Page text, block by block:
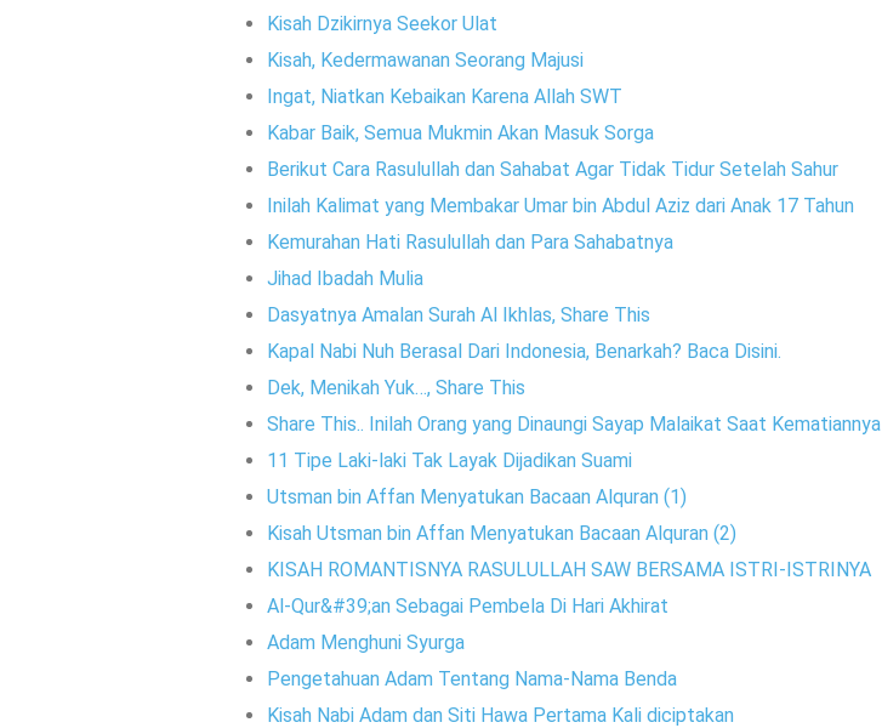
Kisah Dzikirnya Seekor Ulat
Kisah, Kedermawanan Seorang Majusi
Ingat, Niatkan Kebaikan Karena Allah SWT
Kabar Baik, Semua Mukmin Akan Masuk Sorga
Berikut Cara Rasulullah dan Sahabat Agar Tidak Tidur Setelah Sahur
Inilah Kalimat yang Membakar Umar bin Abdul Aziz dari Anak 17 Tahun
Kemurahan Hati Rasulullah dan Para Sahabatnya
Jihad Ibadah Mulia
Dasyatnya Amalan Surah Al Ikhlas, Share This
Kapal Nabi Nuh Berasal Dari Indonesia, Benarkah? Baca Disini.
Dek, Menikah Yuk…, Share This
Share This.. Inilah Orang yang Dinaungi Sayap Malaikat Saat Kematiannya
11 Tipe Laki-laki Tak Layak Dijadikan Suami
Utsman bin Affan Menyatukan Bacaan Alquran (1)
Kisah Utsman bin Affan Menyatukan Bacaan Alquran (2)
KISAH ROMANTISNYA RASULULLAH SAW BERSAMA ISTRI-ISTRINYA
Al-Qur&#39;an Sebagai Pembela Di Hari Akhirat
Adam Menghuni Syurga
Pengetahuan Adam Tentang Nama-Nama Benda
Kisah Nabi Adam dan Siti Hawa Pertama Kali diciptakan